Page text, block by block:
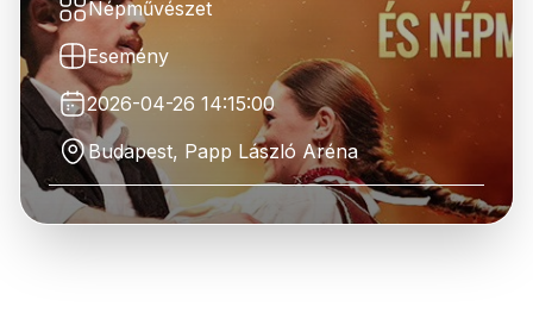
Népművészet
Esemény
2026-04-26 14:15:00
Budapest, Papp László Aréna